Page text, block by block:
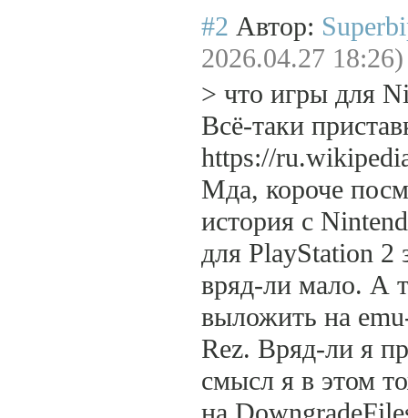
#2 Автор:
2026.04.27 18:26)
> что игры для
Всё-таки
https://
Мда, короче
история с
для PlayStation 2
вряд-ли мало. А
выложить на
Rez. Вряд-ли я
смысл я в этом